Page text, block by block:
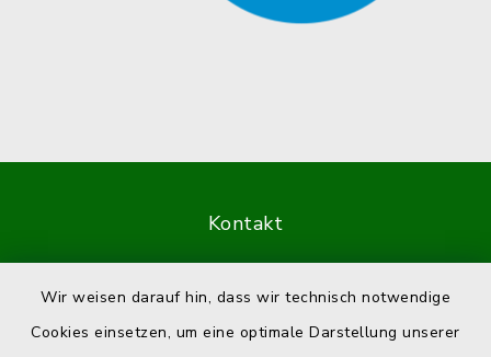
Wir weisen darauf hin, dass wir technisch notwendige
Cookies einsetzen, um eine optimale Darstellung unserer
Kontakt
Datenschutz